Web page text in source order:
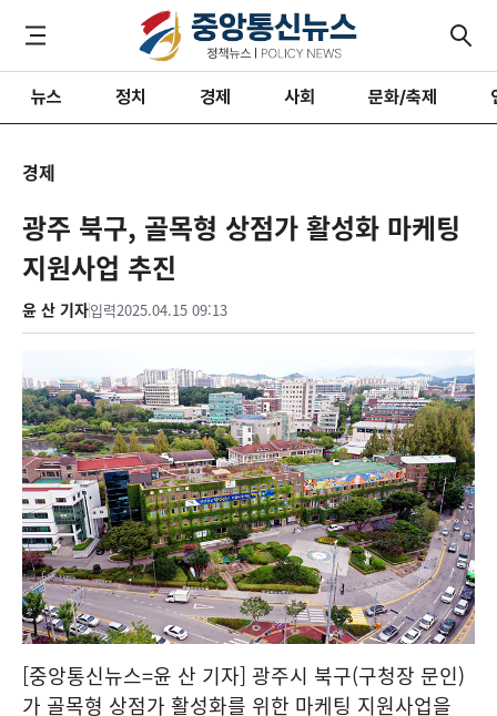
뉴스 정치 경제 사회 문화/축제
경제
광주 북구, 골목형 상점가 활성화 마케팅
지원사업 추진
윤 산 기자입력2025.04.15 09:13
[중앙통신뉴스=윤 산 기자] 광주시 북구(구청장 문인)
가 골목형 상점가 활성화를 위한 마케팅 지원사업을